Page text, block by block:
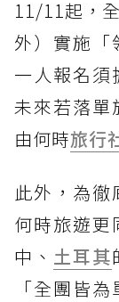
11/11起，
外）實施「
一人報名須
未來若落單
由何時旅行
此外，為徹
何時旅遊更
中、 土耳其
「全團皆